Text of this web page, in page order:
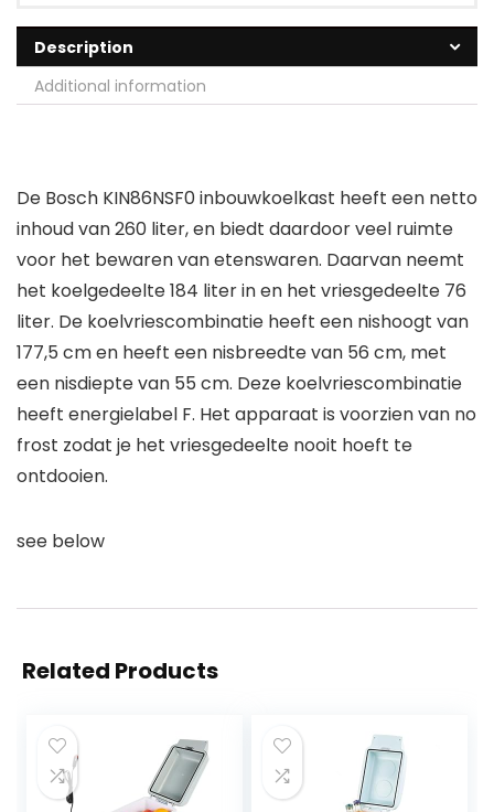
Description
Additional information
De Bosch KIN86NSF0 inbouwkoelkast heeft een netto
inhoud van 260 liter, en biedt daardoor veel ruimte
voor het bewaren van etenswaren. Daarvan neemt
het koelgedeelte 184 liter in en het vriesgedeelte 76
liter. De koelvriescombinatie heeft een nishoogt van
177,5 cm en heeft een nisbreedte van 56 cm, met
een nisdiepte van 55 cm. Deze koelvriescombinatie
heeft energielabel F. Het apparaat is voorzien van no
frost zodat je het vriesgedeelte nooit hoeft te
ontdooien.
see below
Related Products